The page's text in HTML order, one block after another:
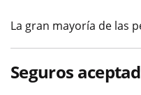
La gran mayoría de las
Seguros